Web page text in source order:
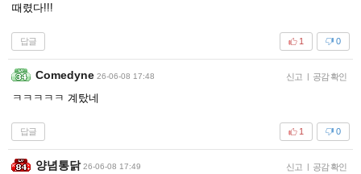
때렸다!!!
답글 0
1
Comedyne 26-06-08 17:48 신고 | 공감 확인
ㅋㅋㅋㅋㅋ 계탔네
답글 0
1
양념통닭 26-06-08 17:49 신고 | 공감 확인